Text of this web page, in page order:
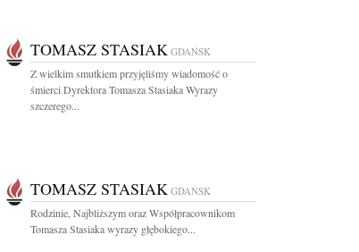
TOMASZ STASIAK GDAŃSK
Z wielkim smutkiem przyjęliśmy wiadomość o
śmierci Dyrektora Tomasza Stasiaka Wyrazy
szczerego...
TOMASZ STASIAK GDAŃSK
Rodzinie, Najbliższym oraz Współpracownikom
Tomasza Stasiaka wyrazy głębokiego...